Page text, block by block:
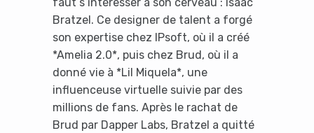
faut s’intéresser à son cerveau : Isaac
Bratzel. Ce designer de talent a forgé
son expertise chez IPsoft, où il a créé
*Amelia 2.0*, puis chez Brud, où il a
donné vie à *Lil Miquela*, une
influenceuse virtuelle suivie par des
millions de fans. Après le rachat de
Brud par Dapper Labs, Bratzel a quitté